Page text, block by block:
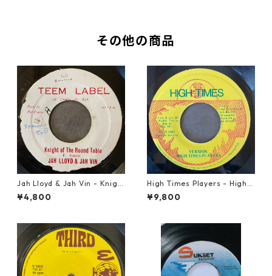
その他の商品
Jah Lloyd & Jah Vin - Knigh
t Of The Round Table【7-21
908】
¥4,800
High Times Players - High T
imes Theme【7-21926】
¥9,800